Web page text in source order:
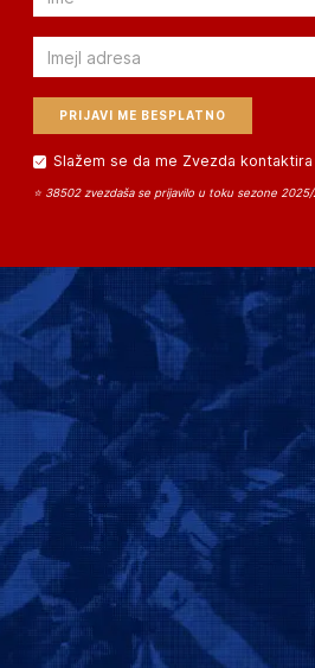
Email
Slažem se da me Zvezda
⭐ 38502 zvezdaša se prijavilo u toku sezone 2025/